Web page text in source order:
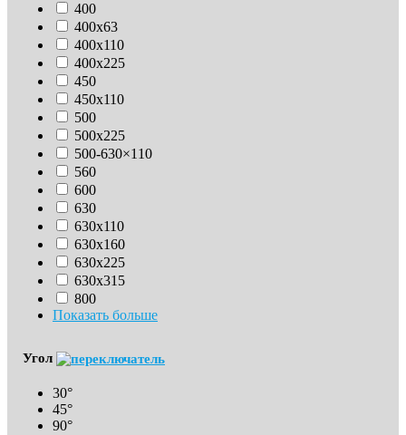
400
400х63
400х110
400х225
450
450х110
500
500х225
500-630×110
560
600
630
630х110
630x160
630х225
630х315
800
Показать больше
Угол
30°
45°
90°